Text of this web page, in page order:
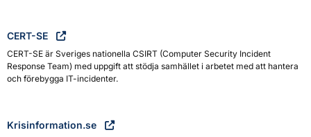
CERT-SE
CERT-SE är Sveriges nationella CSIRT (Computer Security Incident
Response Team) med uppgift att stödja samhället i arbetet med att hantera
och förebygga IT-incidenter.
Krisinformation.se